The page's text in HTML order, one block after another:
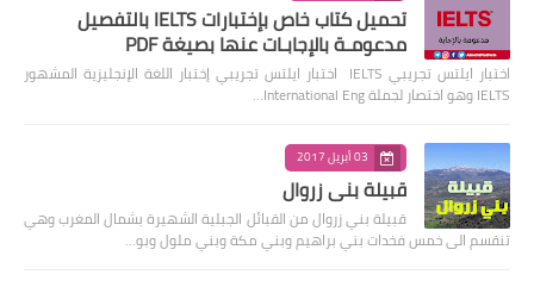
تحميل كتاب خاص بإختبارات IELTS بالتفصيل
مدعومـة بالإجابـات عنها بصيغة PDF
اختبار ايلتس تجريبي IELTS اختبار ايلتس تجريبي إختبار اللغة الإنجليزية المشهور
IELTS وهو اختصار لجملة International Eng…
03 أبريل 2017
قبيلة بني زروال
قبيلة بني زروال من القبائل الجبلية الشهيرة بشمال المغرب وهي
تنقسم الى خمس فخدات بني براهيم وبني مكة وبني ملول وبو…